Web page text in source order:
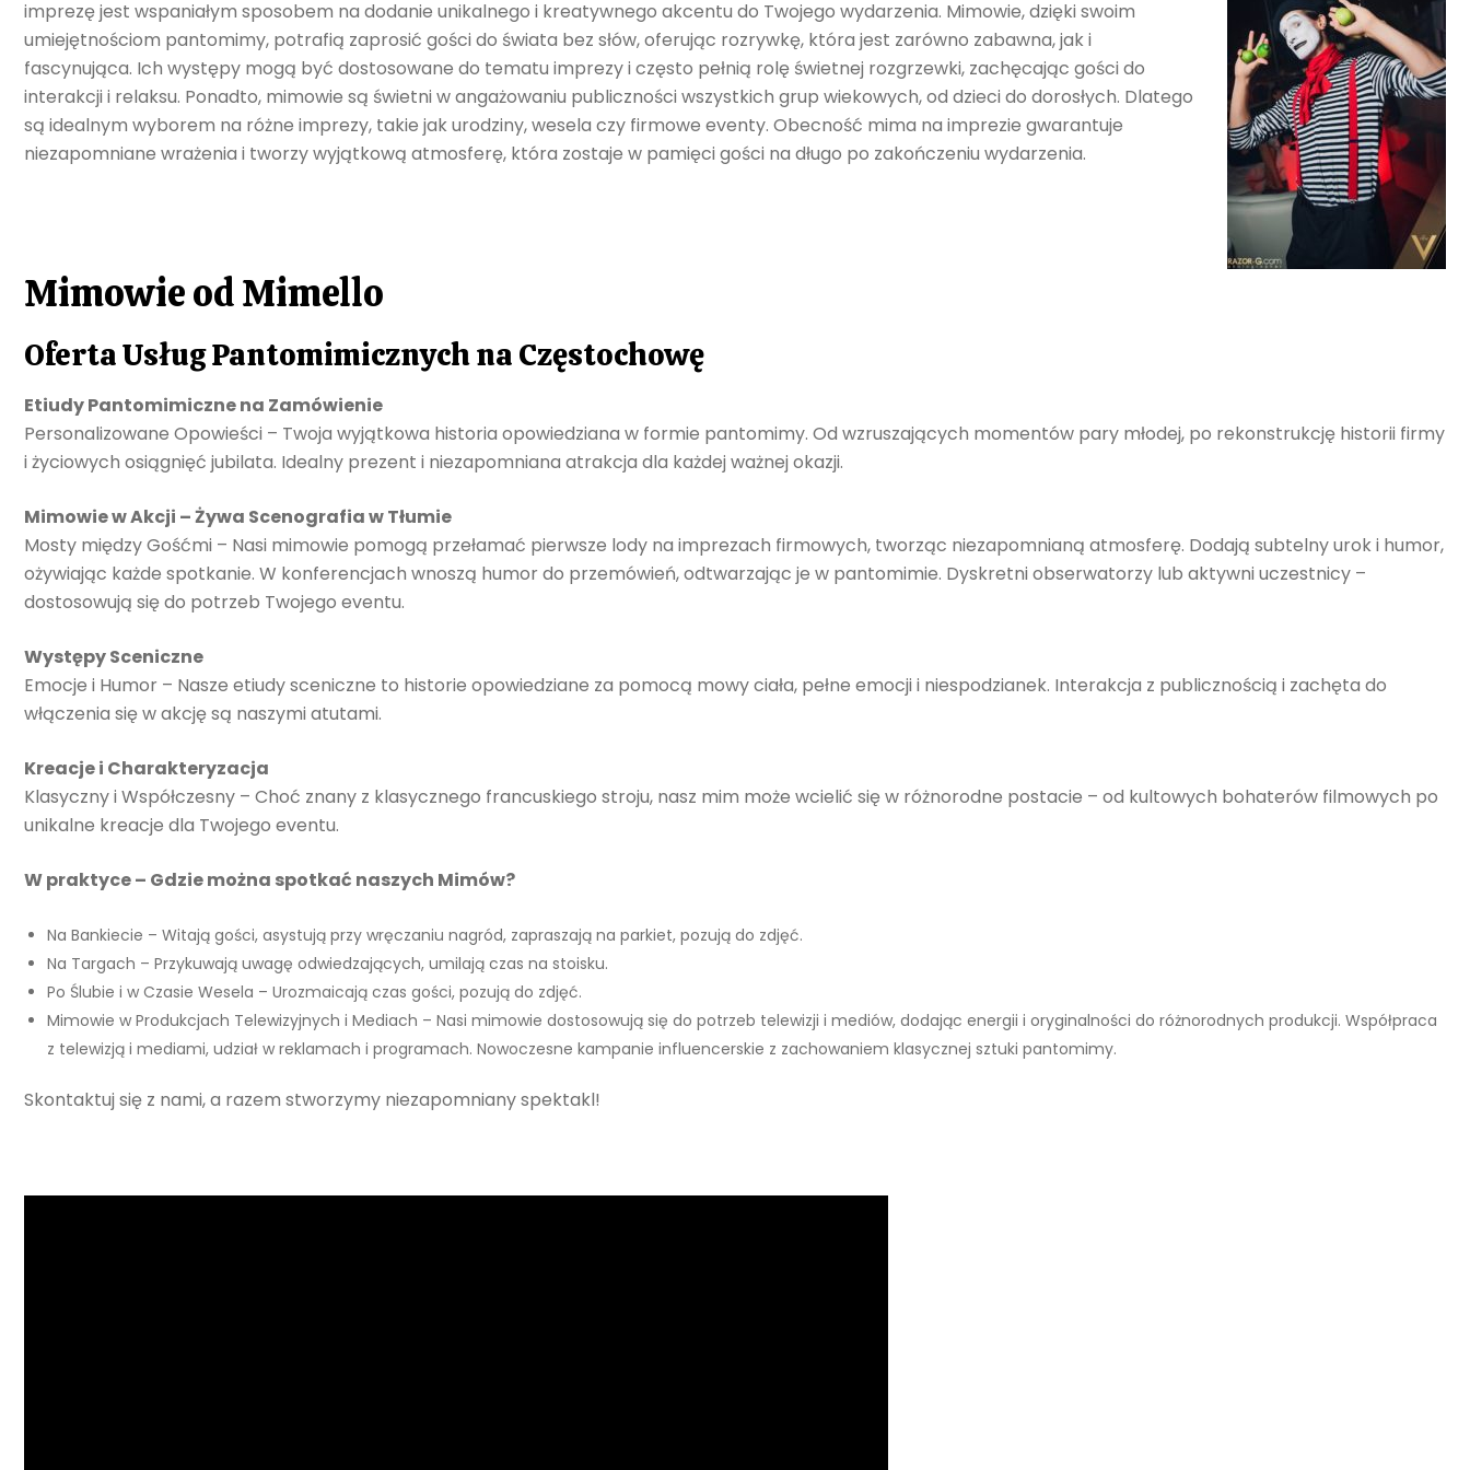
imprezę jest wspaniałym sposobem na dodanie unikalnego i kreatywnego akcentu do Twojego wydarzenia. Mimowie, dzięki swoim
umiejętnościom pantomimy, potrafią zaprosić gości do świata bez słów, oferując rozrywkę, która jest zarówno zabawna, jak i
fascynująca. Ich występy mogą być dostosowane do tematu imprezy i często pełnią rolę świetnej rozgrzewki, zachęcając gości do
interakcji i relaksu. Ponadto, mimowie są świetni w angażowaniu publiczności wszystkich grup wiekowych, od dzieci do dorosłych. Dlatego
są idealnym wyborem na różne imprezy, takie jak urodziny, wesela czy firmowe eventy. Obecność mima na imprezie gwarantuje
niezapomniane wrażenia i tworzy wyjątkową atmosferę, która zostaje w pamięci gości na długo po zakończeniu wydarzenia.
Mimowie od Mimello
Oferta Usług Pantomimicznych na Częstochowę
Etiudy Pantomimiczne na Zamówienie
Personalizowane Opowieści – Twoja wyjątkowa historia opowiedziana w formie pantomimy. Od wzruszających momentów pary młodej, po rekonstrukcję historii firmy
i życiowych osiągnięć jubilata. Idealny prezent i niezapomniana atrakcja dla każdej ważnej okazji.
Mimowie w Akcji – Żywa Scenografia w Tłumie
Mosty między Gośćmi – Nasi mimowie pomogą przełamać pierwsze lody na imprezach firmowych, tworząc niezapomnianą atmosferę. Dodają subtelny urok i humor,
ożywiając każde spotkanie. W konferencjach wnoszą humor do przemówień, odtwarzając je w pantomimie. Dyskretni obserwatorzy lub aktywni uczestnicy –
dostosowują się do potrzeb Twojego eventu.
Występy Sceniczne
Emocje i Humor – Nasze etiudy sceniczne to historie opowiedziane za pomocą mowy ciała, pełne emocji i niespodzianek. Interakcja z publicznością i zachęta do
włączenia się w akcję są naszymi atutami.
Kreacje i Charakteryzacja
Klasyczny i Współczesny – Choć znany z klasycznego francuskiego stroju, nasz mim może wcielić się w różnorodne postacie – od kultowych bohaterów filmowych po
unikalne kreacje dla Twojego eventu.
W praktyce – Gdzie można spotkać naszych Mimów?
Na Bankiecie – Witają gości, asystują przy wręczaniu nagród, zapraszają na parkiet, pozują do zdjęć.
Na Targach – Przykuwają uwagę odwiedzających, umilają czas na stoisku.
Po Ślubie i w Czasie Wesela – Urozmaicają czas gości, pozują do zdjęć.
Mimowie w Produkcjach Telewizyjnych i Mediach – Nasi mimowie dostosowują się do potrzeb telewizji i mediów, dodając energii i oryginalności do różnorodnych produkcji. Współpraca
z telewizją i mediami, udział w reklamach i programach. Nowoczesne kampanie influencerskie z zachowaniem klasycznej sztuki pantomimy.
Skontaktuj się z nami, a razem stworzymy niezapomniany spektakl!